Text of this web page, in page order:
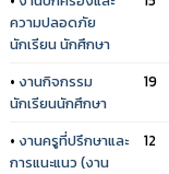
ความปลอดภัย
นักเรียน นักศึกษา
• งานกิจกรรม
นักเรียนนักศึกษา
19
• งานครูที่ปรึกษาและ
การแนะแนว (งาน
12